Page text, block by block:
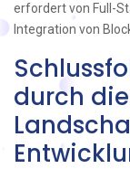
erfordert von Full-
Integration von
durch